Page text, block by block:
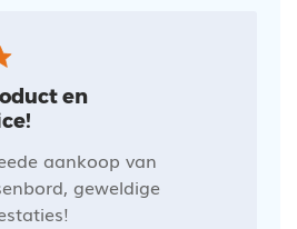
en
aankoop van
geweldige